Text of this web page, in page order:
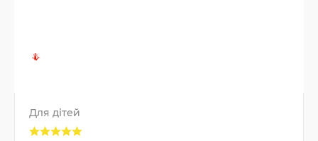
Для дітей